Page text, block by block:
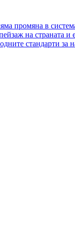
промяна в
на страната и
стандарти за